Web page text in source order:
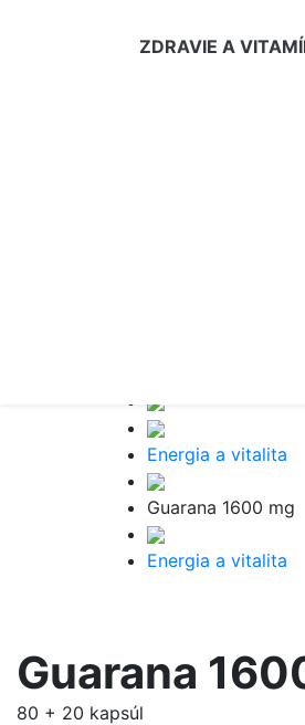
ZDRAVIE A
Energia a vitalita
Guarana 1600 mg
Energia a vitalita
Guarana
80 + 20 kapsúl